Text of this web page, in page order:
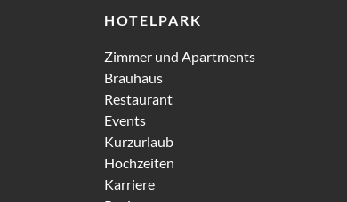
HOTELPARK
Zimmer und Apartments
Brauhaus
Restaurant
Events
Kurzurlaub
Hochzeiten
Karriere